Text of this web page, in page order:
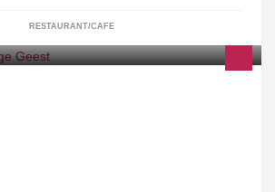
RESTAURANT/CAFE